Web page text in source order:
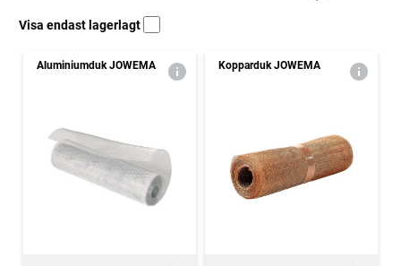
Visa endast lagerlagt
Aluminiumduk JOWEMA Kopparduk JOWEMA